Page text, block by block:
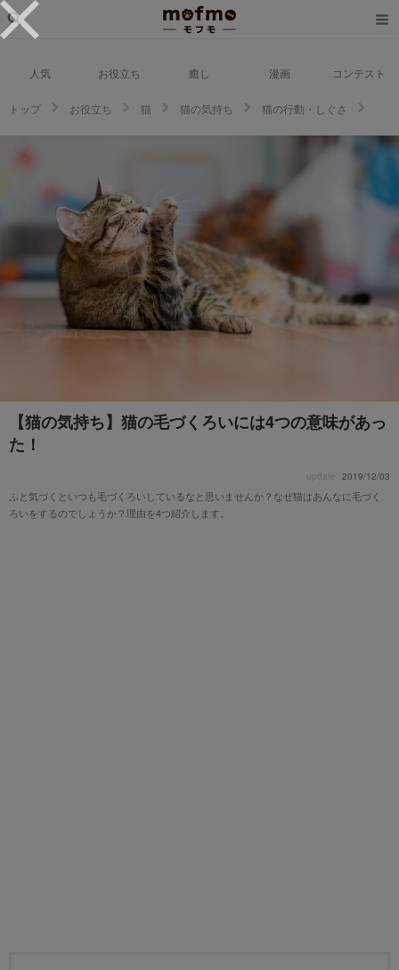
人気 お役立ち 癒し 漫画 コンテスト
トップ お役立ち 猫 猫の気持ち
猫の行動・しぐさ
【猫の気持ち】猫の毛づくろいには4つの意味があっ
た！
update 2019/12/03
ふと気づくといつも毛づくろいしているなと思いませんか？なぜ猫はあんなに毛づく
ろいをするのでしょうか？理由を4つ紹介します。